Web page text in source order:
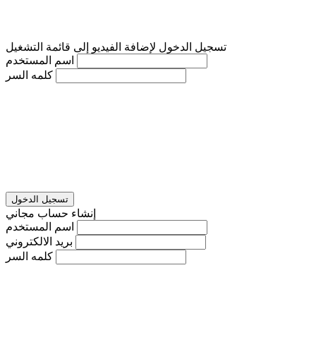
تسجيل الدخول لإضافة الفيديو إلى قائمة التشغيل
اسم المستخدم
كلمه السر
تسجيل الدخول
إنشاء حساب مجاني
اسم المستخدم
بريد الالكتروني
كلمه السر